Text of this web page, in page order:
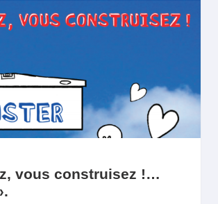
vous construisez !…